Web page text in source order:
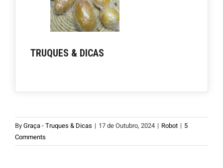
TRUQUES & DICAS
ByGraça - Truques & Dicas | 17 de Outubro, 2024 | Robot | 5
Comments